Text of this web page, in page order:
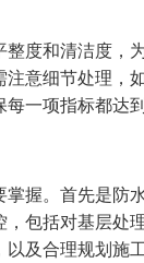
度和清洁度
意细节处理
一项指标都达到
握。首先是
包括对基层
及合理规划